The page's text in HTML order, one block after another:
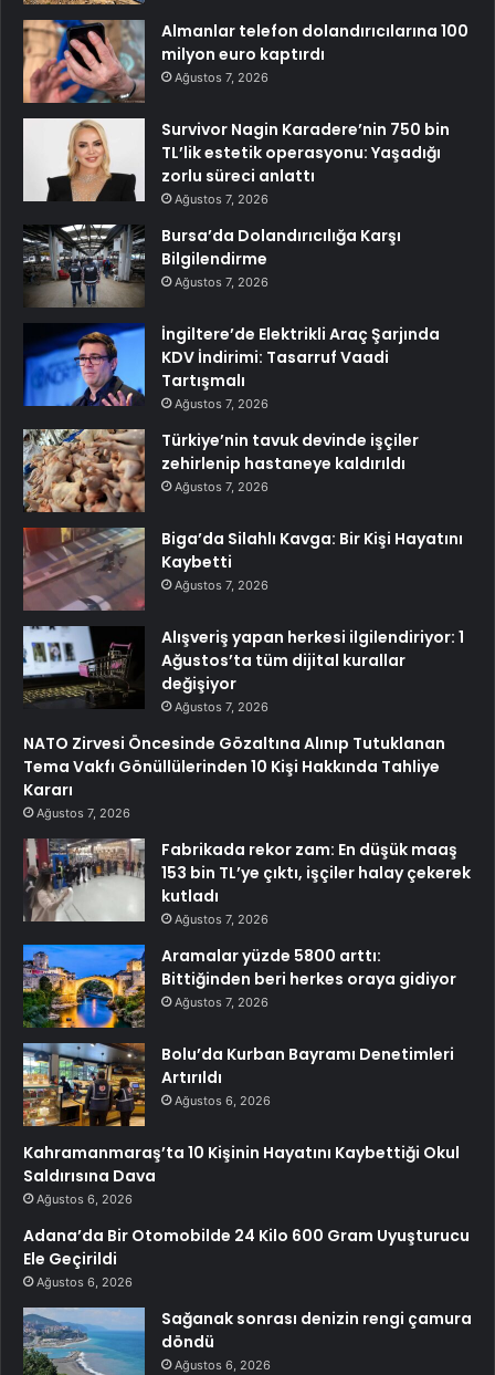
Almanlar telefon dolandırıcılarına 100
milyon euro kaptırdı
Ağustos 7, 2026
Survivor Nagin Karadere’nin 750 bin
TL’lik estetik operasyonu: Yaşadığı
zorlu süreci anlattı
Ağustos 7, 2026
Bursa’da Dolandırıcılığa Karşı
Bilgilendirme
Ağustos 7, 2026
İngiltere’de Elektrikli Araç Şarjında
KDV İndirimi: Tasarruf Vaadi
Tartışmalı
Ağustos 7, 2026
Türkiye’nin tavuk devinde işçiler
zehirlenip hastaneye kaldırıldı
Ağustos 7, 2026
Biga’da Silahlı Kavga: Bir Kişi Hayatını
Kaybetti
Ağustos 7, 2026
Alışveriş yapan herkesi ilgilendiriyor: 1
Ağustos’ta tüm dijital kurallar
değişiyor
Ağustos 7, 2026
NATO Zirvesi Öncesinde Gözaltına Alınıp Tutuklanan
Tema Vakfı Gönüllülerinden 10 Kişi Hakkında Tahliye
Kararı
Ağustos 7, 2026
Fabrikada rekor zam: En düşük maaş
153 bin TL’ye çıktı, işçiler halay çekerek
kutladı
Ağustos 7, 2026
Aramalar yüzde 5800 arttı:
Bittiğinden beri herkes oraya gidiyor
Ağustos 7, 2026
Bolu’da Kurban Bayramı Denetimleri
Artırıldı
Ağustos 6, 2026
Kahramanmaraş’ta 10 Kişinin Hayatını Kaybettiği Okul
Saldırısına Dava
Ağustos 6, 2026
Adana’da Bir Otomobilde 24 Kilo 600 Gram Uyuşturucu
Ele Geçirildi
Ağustos 6, 2026
Sağanak sonrası denizin rengi çamura
döndü
Ağustos 6, 2026